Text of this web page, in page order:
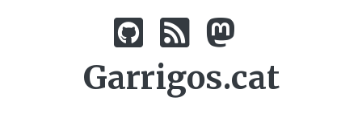
Garrigos.cat